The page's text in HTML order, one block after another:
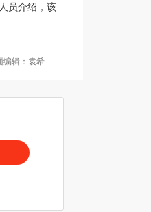
员介绍，该
编辑：袁希